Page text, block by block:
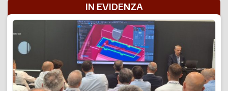
IN EVIDENZA